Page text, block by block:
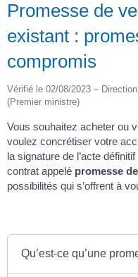
Promesse de
existant :
compromis
Vérifié le 02/08/2023 –
(Premier ministre)
Vous souhaitez acheter ou
voulez concrétiser votre
la signature de l’acte
contrat appelé promesse
possibilités qui s’offrent à
Qu’est-ce qu’une